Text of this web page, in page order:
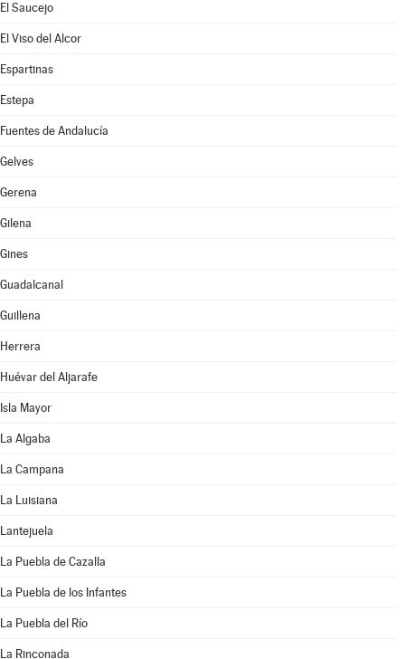
El Saucejo
El Viso del Alcor
Espartinas
Estepa
Fuentes de Andalucía
Gelves
Gerena
Gilena
Gines
Guadalcanal
Guillena
Herrera
Huévar del Aljarafe
Isla Mayor
La Algaba
La Campana
La Luisiana
Lantejuela
La Puebla de Cazalla
La Puebla de los Infantes
La Puebla del Río
La Rinconada